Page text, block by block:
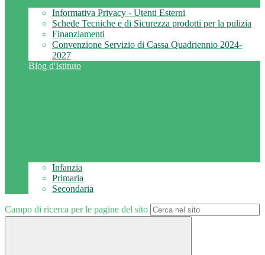
Informativa Privacy - Utenti Esterni
Schede Tecniche e di Sicurezza prodotti per la pulizia
Finanziamenti
Convenzione Servizio di Cassa Quadriennio 2024-
2027
Blog d'Istituto
Infanzia
Primaria
Secondaria
Campo di ricerca per le pagine del sito